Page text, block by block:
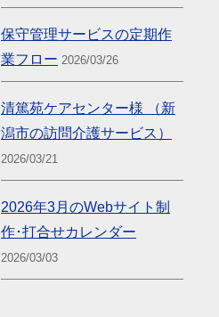
保守管理サービスの定期作
業フロー 2026/03/26
清篤苑ケアセンター様 （新
潟市の訪問介護サービス）
2026/03/21
2026年3月のWebサイト制
作･打合せカレンダー
2026/03/03